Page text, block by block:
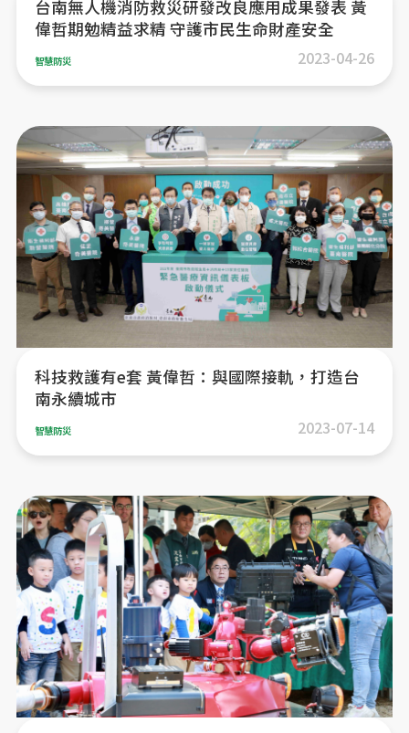
台南無人機消防救災研發改良應用成果發表 黃
偉哲期勉精益求精 守護市民生命財產安全
智慧防災 2023-04-26
科技救護有e套 黃偉哲：與國際接軌，打造台
南永續城市
智慧防災 2023-07-14